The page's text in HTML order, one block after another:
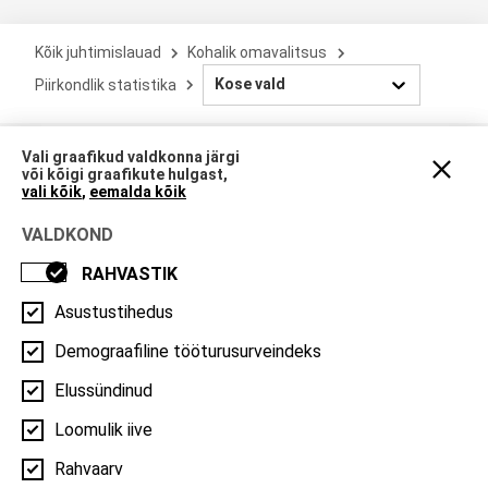
Kõik juhtimislauad
Kohalik omavalitsus
Piirkondlik statistika
Kose vald
Kose vald
Vali graafikud valdkonna järgi
või kõigi graafikute hulgast,
vali kõik, eemalda kõik
VALDKOND
RAHVASTIK
Asustustihedus
Demograafiline tööturusurveindeks
Elussündinud
Loomulik iive
Rahvaarv
Asustustihedus
Asustustihedus elanikku km² kohta | 2026